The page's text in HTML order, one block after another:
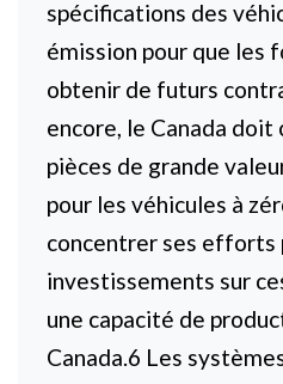
spécifications des
émission pour que les
obtenir de futurs
encore, le Canada
pièces de grande
pour les véhicules à
concentrer ses efforts
investissements sur
une capacité de
Canada.6 Les